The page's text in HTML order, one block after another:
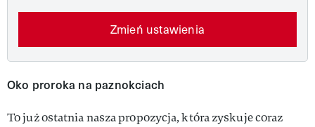
Zmień ustawienia
Oko proroka na paznokciach
To już ostatnia nasza propozycja, która zyskuje coraz